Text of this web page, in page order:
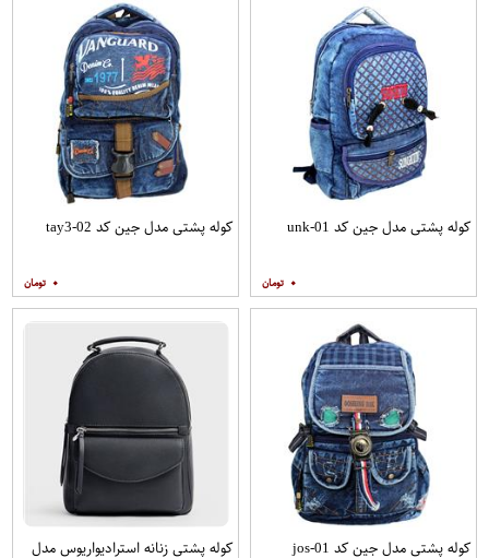
کوله پشتی مدل جین کد unk-01
۰
کوله پشتی مدل جین کد tay3-02
۰
کوله پشتی مدل جین کد jos-01 کوله پشتی زنانه استرادیواریوس مدل